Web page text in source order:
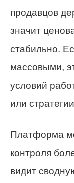
продавцов
значит
стабильно.
массовыми,
условий
или
Платформа
контроля
видит